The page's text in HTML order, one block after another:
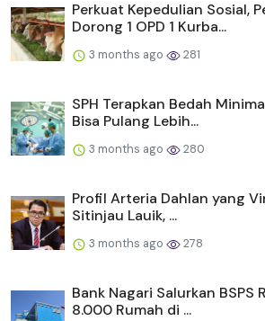
Perkuat Kepedulian Sosial,
Dorong 1 OPD 1 Kurba...
3 months ago 281
SPH Terapkan Bedah
Bisa Pulang Lebih...
3 months ago 280
Profil Arteria Dahlan yang
Sitinjau Lauik, ...
3 months ago 278
Bank Nagari Salurkan BSPS
8.000 Rumah di ...